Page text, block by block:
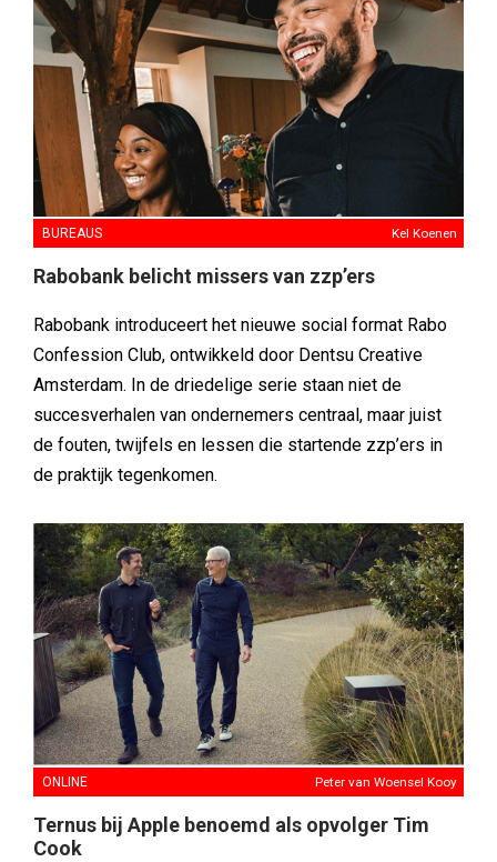
BUREAUS Kel Koenen
Rabobank belicht missers van zzp’ers
Rabobank introduceert het nieuwe social format Rabo
Confession Club, ontwikkeld door Dentsu Creative
Amsterdam. In de driedelige serie staan niet de
succesverhalen van ondernemers centraal, maar juist
de fouten, twijfels en lessen die startende zzp’ers in
de praktijk tegenkomen.
ONLINE Peter van Woensel Kooy
Ternus bij Apple benoemd als opvolger Tim
Cook